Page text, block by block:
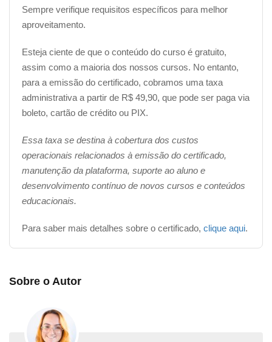
Comissão Interna de Prevenção de Acidentes e
Assédio
Treinamento de equipes e engajamento dos
profissionais
Investigando incidentes e acidentes de trabalho na
prática
Mapa de risco para cozinhas: um estudo prático
abordaremos uma variedade de tópicos essenciais para
Qual o valor de um curso de Segurança
Sempre verifique requisitos específicos para melhor
aproveitamento.
Esteja ciente de que o conteúdo do curso é gratuito,
assim como a maioria dos nossos cursos. No entanto,
para a emissão do certificado, cobramos uma taxa
administrativa a partir de R$ 49,90, que pode ser paga via
boleto, cartão de crédito ou PIX.
Essa taxa se destina à cobertura dos custos
operacionais relacionados à emissão do certificado,
manutenção da plataforma, suporte ao aluno e
desenvolvimento contínuo de novos cursos e conteúdos
educacionais.
Para saber mais detalhes sobre o certificado, clique aqui.
Sobre o Autor